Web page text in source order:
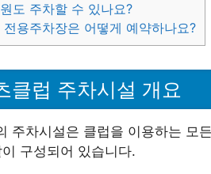
도 주차할 수 있나요?
전용주차장은 어떻게 예약하나요?
클럽 주차시설 개요
주차시설은 클럽을 이용하는 모
구성되어 있습니다.